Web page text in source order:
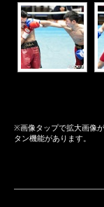
※画像タップで拡大画像
タン機能があります。